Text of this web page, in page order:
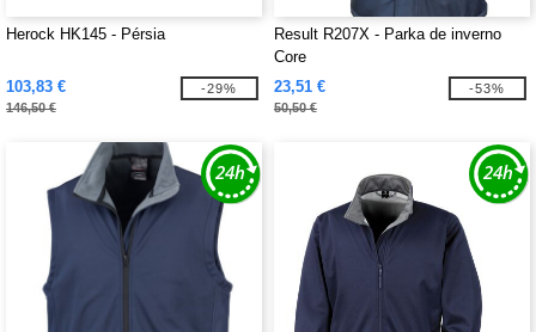
Herock HK145 - Pérsia
103,83 €
146,50 €
-29%
Result R207X - Parka de inverno
Core
23,51 €
50,50 €
-53%